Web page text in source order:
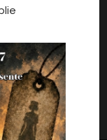
moment
l'instant.